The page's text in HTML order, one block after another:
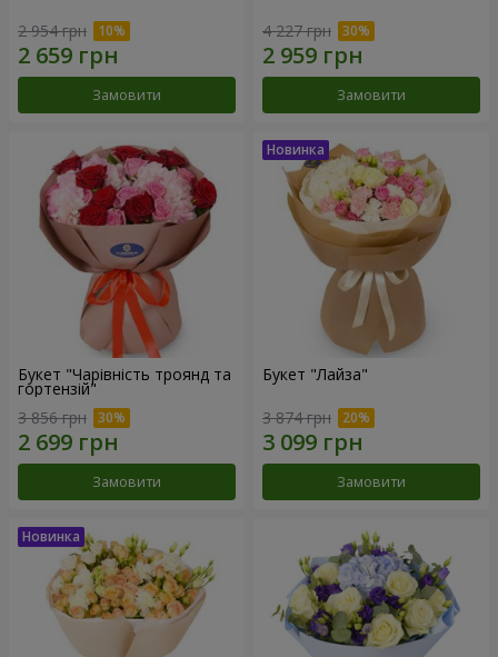
2 954 грн
Замовити
4 227 грн
Замовити
Букет "Чарівність троянд та
гортензій"
3 856 грн
Замовити
Букет "Лайза"
3 874 грн
Замовити